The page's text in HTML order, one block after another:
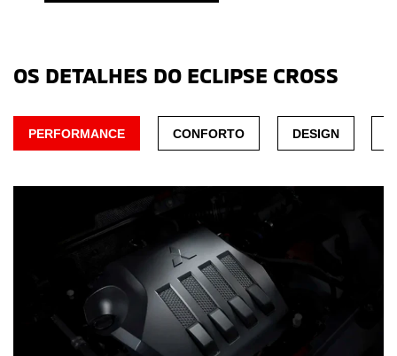
OS DETALHES DO ECLIPSE CROSS
PERFORMANCE CONFORTO DESIGN